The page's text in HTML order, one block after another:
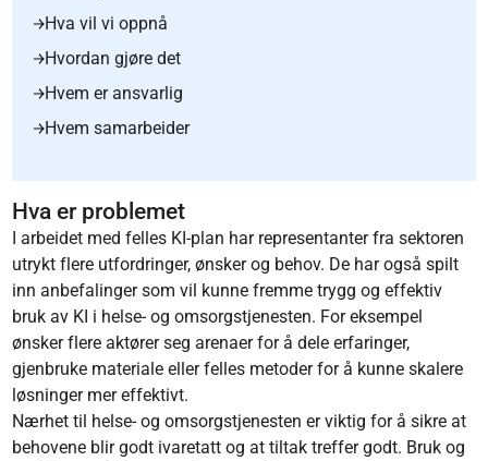
Hva vil vi oppnå
Hvordan gjøre det
Hvem er ansvarlig
Hvem samarbeider
Hva er problemet
I arbeidet med felles KI-plan har representanter fra sektoren
utrykt flere utfordringer, ønsker og behov. De har også spilt
inn anbefalinger som vil kunne fremme trygg og effektiv
bruk av KI i helse- og omsorgstjenesten. For eksempel
ønsker flere aktører seg arenaer for å dele erfaringer,
gjenbruke materiale eller felles metoder for å kunne skalere
løsninger mer effektivt.
Nærhet til helse- og omsorgstjenesten er viktig for å sikre at
behovene blir godt ivaretatt og at tiltak treffer godt. Bruk og